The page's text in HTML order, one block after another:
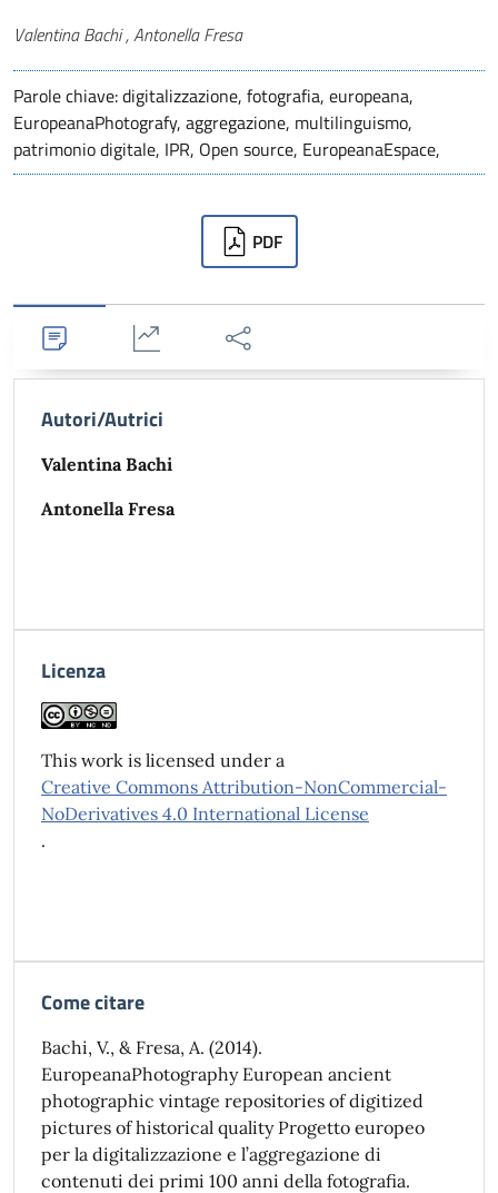
Autori
Valentina Bachi , Antonella Fresa
Parole chiave: digitalizzazione, fotografia, europeana,
EuropeanaPhotografy, aggregazione, multilinguismo,
patrimonio digitale, IPR, Open source, EuropeanaEspace,
PDF
Dettagli Statistiche Condividi
Autori/Autrici
Valentina Bachi
Antonella Fresa
Licenza
This work is licensed under a
Creative Commons Attribution-NonCommercial-
NoDerivatives 4.0 International License
.
Come citare
Bachi, V., & Fresa, A. (2014).
EuropeanaPhotography European ancient
photographic vintage repositories of digitized
pictures of historical quality Progetto europeo
per la digitalizzazione e l’aggregazione di
contenuti dei primi 100 anni della fotografia.